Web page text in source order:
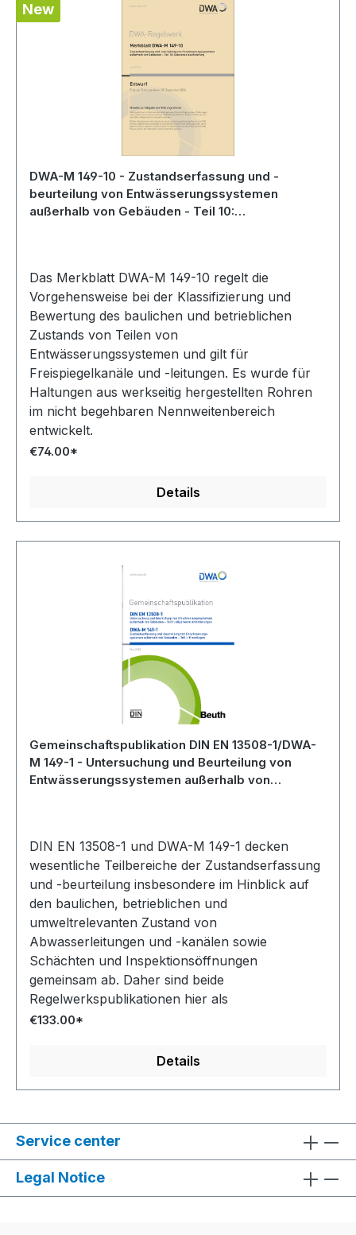
New
DWA-M 149-10 - Zustandserfassung und -
beurteilung von Entwässerungssystemen
außerhalb von Gebäuden - Teil 10:
Das Merkblatt DWA-M 149-10 regelt die
Vorgehensweise bei der Klassifizierung und
Bewertung des baulichen und betrieblichen
Zustands von Teilen von
Entwässerungssystemen und gilt für
Freispiegelkanäle und -leitungen. Es wurde für
Haltungen aus werkseitig hergestellten Rohren
im nicht begehbaren Nennweitenbereich
entwickelt.
€74.00*
Details
Gemeinschaftspublikation DIN EN 13508-1/DWA-
M 149-1 - Untersuchung und Beurteilung von
Entwässerungssystemen außerhalb von
DIN EN 13508-1 und DWA-M 149-1 decken
wesentliche Teilbereiche der Zustandserfassung
und -beurteilung insbesondere im Hinblick auf
den baulichen, betrieblichen und
umweltrelevanten Zustand von
Abwasserleitungen und -kanälen sowie
Schächten und Inspektionsöffnungen
gemeinsam ab. Daher sind beide
Regelwerkspublikationen hier als
Gemeinschaftsveröffentlichung dargestellt.
€133.00*
Details
Service center
Legal Notice